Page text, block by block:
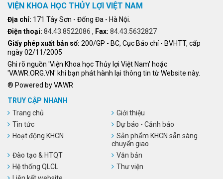
VIỆN KHOA HỌC THỦY LỢI VIỆT NAM
Địa chỉ: 171 Tây Sơn - Đống Đa - Hà Nội.
Điện thoại: 84.43.8522086 , Fax: 84.43.5632827
Giấy phép xuất bản số: 200/GP - BC, Cục Báo chí - BVHTT, cấp
ngày 02/11/2005
Ghi rõ nguồn 'Viện Khoa học Thủy lợi Việt Nam' hoặc
'VAWR.ORG.VN' khi bạn phát hành lại thông tin từ Website này.
® Powered by VAWR
TRUY CẬP NHANH
Trang chủ
Giới thiệu
Tin tức
Dự báo - Cảnh báo
Hoạt động KHCN
Sản phẩm KHCN sẵn sàng
chuyển giao
Đào tạo & HTQT
Văn bản
Hệ thống QLCL
Thư viện